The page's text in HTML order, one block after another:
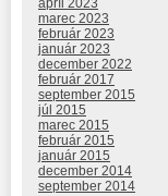
apríl 2023
marec 2023
február 2023
január 2023
december 2022
február 2017
september 2015
júl 2015
marec 2015
február 2015
január 2015
december 2014
september 2014